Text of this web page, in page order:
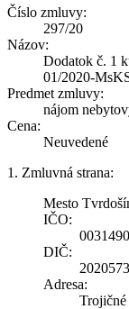
Číslo zmluvy:
297/20
Názov:
Dodatok č. 1
01/2020-
Predmet zmluvy:
nájom
Cena:
Neuvedené
1. Zmluvná strana:
Mesto
IČO:
DIČ:
Adresa:
Trojičné